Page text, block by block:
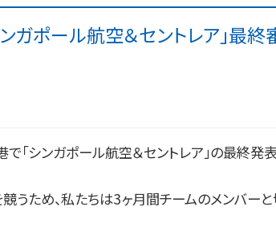
ンガポール航空＆セントレア」最
「シンガポール航空＆セントレア」の最終
うため、私たちは3ヶ月間チームのメンバー